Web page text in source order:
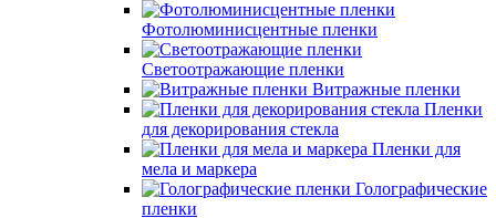
Фотолюминисцентные пленки
Светоотражающие пленки
Витражные пленки
Пленки
для декорирования стекла
Пленки для
мела и маркера
Голографические
пленки